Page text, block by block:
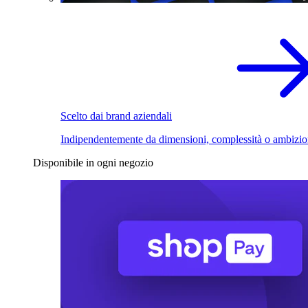
Scelto dai brand aziendali
Indipendentemente da dimensioni, complessità o
Disponibile in ogni negozio